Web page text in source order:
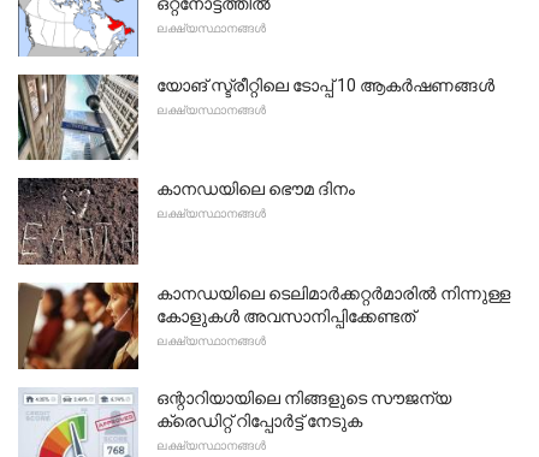
ലക്ഷ്യസ്ഥാനങ്ങൾ
യോങ് സ്ട്രീറ്റിലെ ടോപ്പ് 10 ആകർഷണങ്ങൾ
ലക്ഷ്യസ്ഥാനങ്ങൾ
കാനഡയിലെ ഭൌമ ദിനം
ലക്ഷ്യസ്ഥാനങ്ങൾ
കാനഡയിലെ ടെലിമാർക്കറ്റർമാരിൽ നിന്നുള്ള
കോളുകൾ അവസാനിപ്പിക്കേണ്ടത്
ലക്ഷ്യസ്ഥാനങ്ങൾ
ഒന്റാറിയായിലെ നിങ്ങളുടെ സൗജന്യ
ക്രെഡിറ്റ് റിപ്പോർട്ട് നേടുക
ലക്ഷ്യസ്ഥാനങ്ങൾ